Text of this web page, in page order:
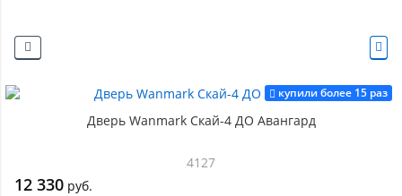
купили более 15 раз
Дверь Wanmark Скай-4 ДО Авангард
4127
12 330 руб.